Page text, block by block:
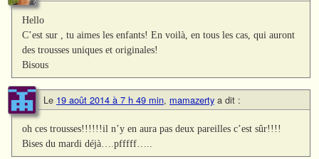
Hello
C’est sur , tu aimes les enfants! En voilà, en tous les cas, qui auront
des trousses uniques et originales!
Bisous
Le 19 août 2014 à 7 h 49 min, mamazerty a dit :
oh ces trousses!!!!!!il n’y en aura pas deux pareilles c’est sûr!!!!
Bises du mardi déjà….pfffff…..